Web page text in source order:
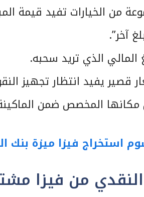
من الخيارات تفيد قيمة
آخر”.
المالي الذي تريد سحبه.
قصير يفيد انتظار تجهيز
مكانها المخصص ضمن
استخراج فيزا ميزة بنك
من فيزا